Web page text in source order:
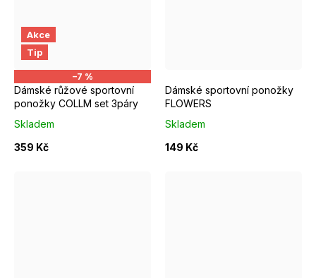
Akce
Tip
–7 %
Dámské růžové sportovní
ponožky COLLM set 3páry
Skladem
359 Kč
EUR 40 - 42
Dámské sportovní ponožky
FLOWERS
Skladem
149 Kč